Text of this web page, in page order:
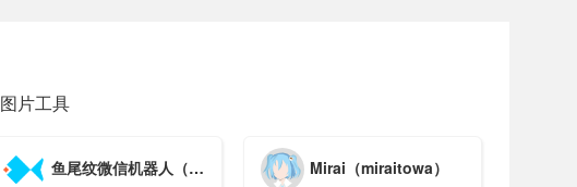
图片工具
鱼尾纹微信机器人（鱼尾纹微信机器人框架官网）
Mirai（miraitowa）